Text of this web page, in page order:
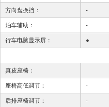
方向盘换挡： -
泊车辅助： -
行车电脑显示屏： ●
真皮座椅：
座椅高低调节： -
后排座椅调节： -